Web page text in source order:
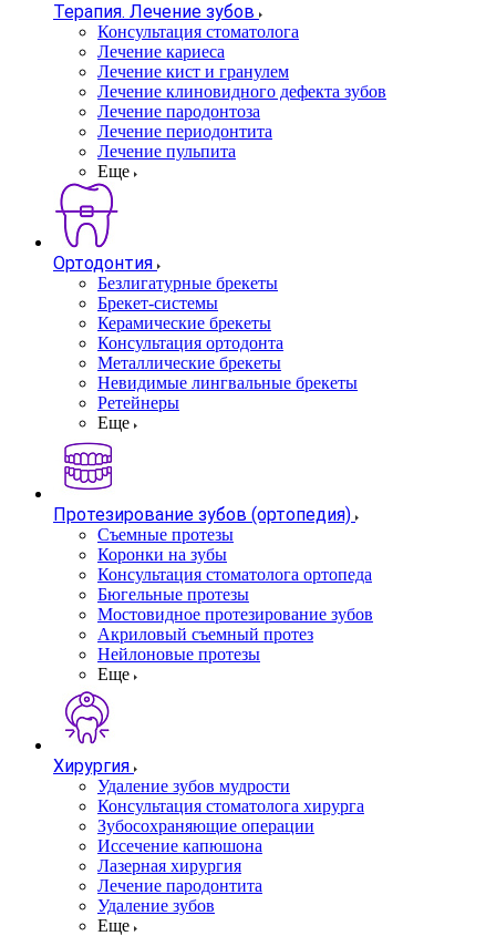
Терапия. Лечение зубов
Консультация стоматолога
Лечение кариеса
Лечение кист и гранулем
Лечение клиновидного дефекта зубов
Лечение пародонтоза
Лечение периодонтита
Лечение пульпита
Еще
Ортодонтия
Безлигатурные брекеты
Брекет-системы
Керамические брекеты
Консультация ортодонта
Металлические брекеты
Невидимые лингвальные брекеты
Ретейнеры
Еще
Протезирование зубов (ортопедия)
Съемные протезы
Коронки на зубы
Консультация стоматолога ортопеда
Бюгельные протезы
Мостовидное протезирование зубов
Акриловый съемный протез
Нейлоновые протезы
Еще
Хирургия
Удаление зубов мудрости
Консультация стоматолога хирурга
Зубосохраняющие операции
Иссечение капюшона
Лазерная хирургия
Лечение пародонтита
Удаление зубов
Еще